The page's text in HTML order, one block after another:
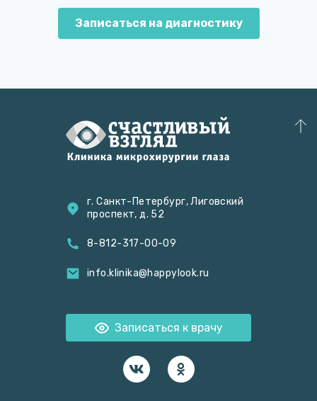
Записаться на диагностику
г. Санкт-Петербург, Лиговский
проспект, д. 52
8-812-317-00-09
info.klinika@happylook.ru
Записаться к врачу